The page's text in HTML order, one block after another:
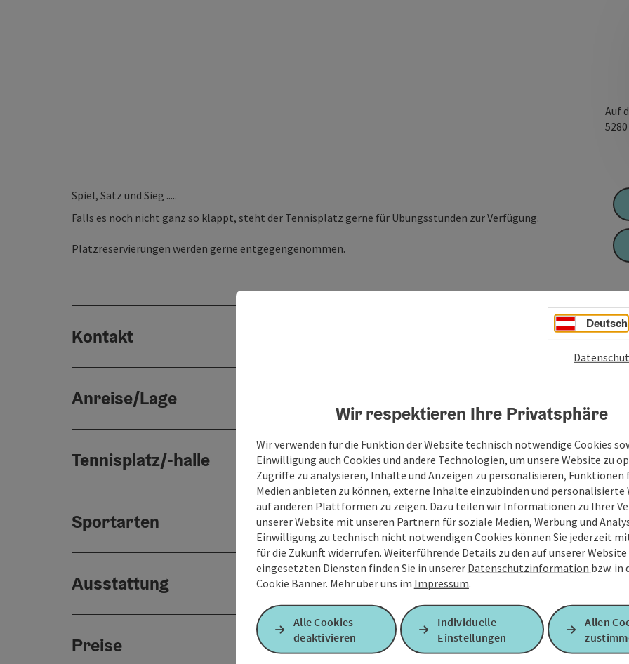
Auf
5280
Spiel, Satz und Sieg .....
Falls es noch nicht ganz so klappt, steht der Tennisplatz gerne für Übungsstunden zur Verfügung.
Platzreservierungen werden gerne entgegengenommen.
Kontakt
Anreise/Lage
Tennisplatz/-halle
Sportarten
Ausstattung
Preise
Deutsch
Wir respektieren Ihre Privatsphäre
Wir verwenden für die Funktion der Website technisch notwendige Cookies
Einwilligung auch Cookies und andere Technologien, um unsere Website zu
Zugriffe zu analysieren, Inhalte und Anzeigen zu personalisieren, Funktionen
Medien anbieten zu können, externe Inhalte einzubinden und personalisierte
auf anderen Plattformen zu zeigen. Dazu teilen wir Informationen zu Ihrer
unserer Website mit unseren Partnern für soziale Medien, Werbung und
Einwilligung zu technisch nicht notwendigen Cookies können Sie jederzeit
für die Zukunft widerrufen. Weiterführende Details zu den auf unserer Website
eingesetzten Diensten finden Sie in unserer Datenschutzinformation bzw. in
Cookie Banner. Mehr über uns im Impressum.
Alle Cookies
deaktivieren
Individuelle
Einstellungen
Allen